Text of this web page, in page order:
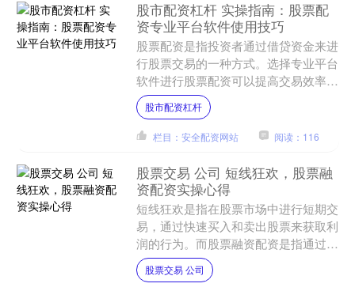
股市配资杠杆 实操指南：股票配
资专业平台软件使用技巧
股票配资是指投资者通过借贷资金来进
行股票交易的一种方式。选择专业平台
软件进行股票配资可以提高交易效率和
便利性股市配资杠杆。下面是一些股票
配资专业平台软件使用技巧....
股市配资杠杆
栏目：安全配资网站 阅读：116
股票交易 公司 短线狂欢，股票融
资配资实操心得
短线狂欢是指在股票市场中进行短期交
易，通过快速买入和卖出股票来获取利
润的行为。而股票融资配资是指通过借
贷资金来进行股票交易的一种方式。
配资是向券商借钱炒股，放....
股票交易 公司